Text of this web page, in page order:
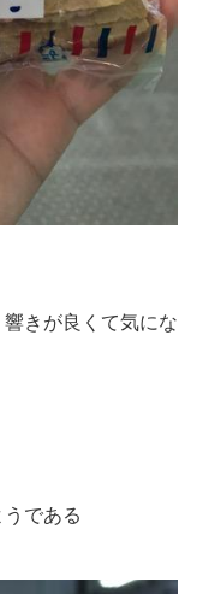
きが良くて気にな
である